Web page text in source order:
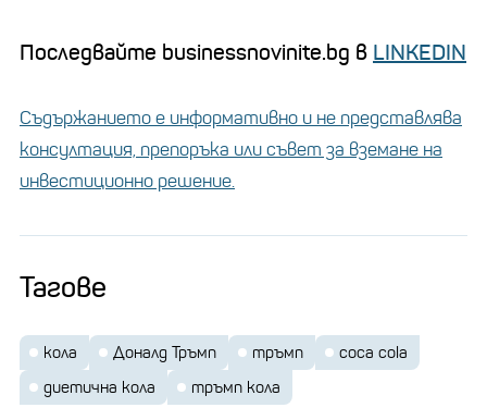
Последвайте businessnovinite.bg в LINKEDIN
Съдържанието е информативно и не представлява
консултация, препоръка или съвет за вземане на
инвестиционно решение.
Тагове
кола Доналд Тръмп тръмп
coca cola
диетична кола
тръмп кола